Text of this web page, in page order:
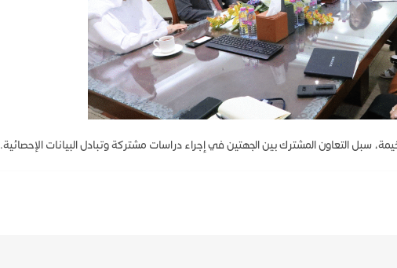
سبل التعاون المشترك بين الجهتين في إجراء دراسات مشتركة وتبادل البيانات الإحصائية.